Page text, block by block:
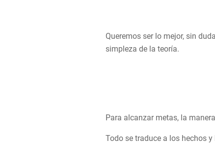
Queremos ser lo mejor, sin
simpleza de la teoría.
Para alcanzar metas, la
Todo se traduce a los hechos